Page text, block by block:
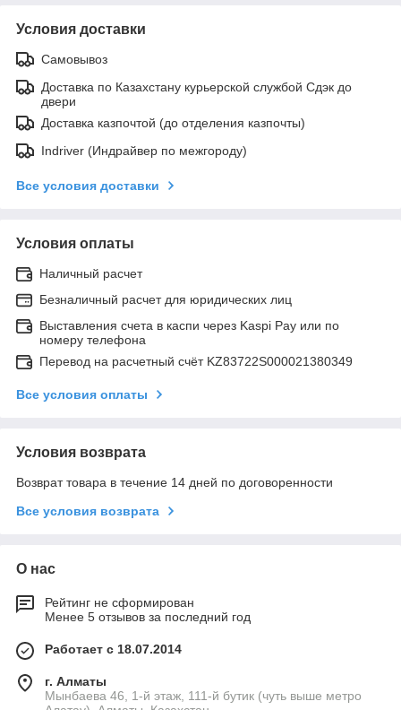
Условия доставки
Самовывоз
Доставка по Казахстану курьерской службой Сдэк до
двери
Доставка казпочтой (до отделения казпочты)
Indriver (Индрайвер по межгороду)
Все условия доставки
Условия оплаты
Наличный расчет
Безналичный расчет для юридических лиц
Выставления счета в каспи через Kaspi Pay или по
номеру телефона
Перевод на расчетный счёт KZ83722S000021380349
Все условия оплаты
Условия возврата
Возврат товара в течение 14 дней по договоренности
Все условия возврата
О нас
Рейтинг не сформирован
Менее 5 отзывов за последний год
Работает с 18.07.2014
г. Алматы
Мынбаева 46, 1-й этаж, 111-й бутик (чуть выше метро